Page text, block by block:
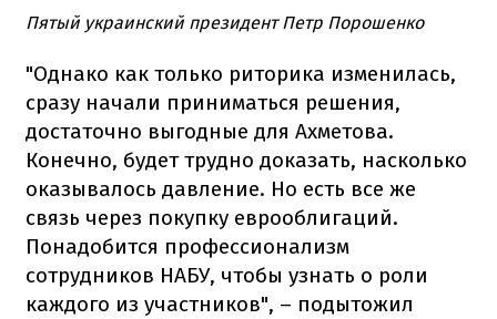
Пятый украинский президент Петр Порошенко
"Однако как только риторика изменилась,
сразу начали приниматься решения,
достаточно выгодные для Ахметова.
Конечно, будет трудно доказать, насколько
оказывалось давление. Но есть все же
связь через покупку еврооблигаций.
Понадобится профессионализм
сотрудников НАБУ, чтобы узнать о роли
каждого из участников", – подытожил